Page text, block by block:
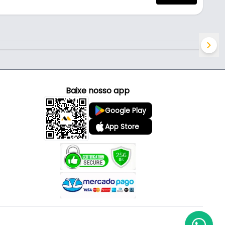
Baixe nosso app
Google Play
App Store